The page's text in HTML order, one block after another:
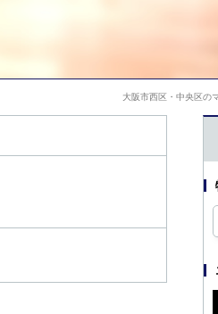
大阪市西区・中央区の